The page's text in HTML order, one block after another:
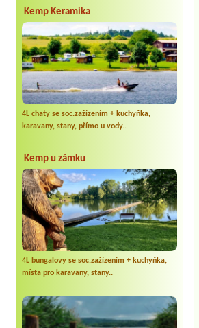
Kemp Keramika
4L chaty se soc.zažízením + kuchyňka,
karavany, stany, přímo u vody..
Kemp u zámku
4L bungalovy se soc.zažízením + kuchyňka,
místa pro karavany, stany..